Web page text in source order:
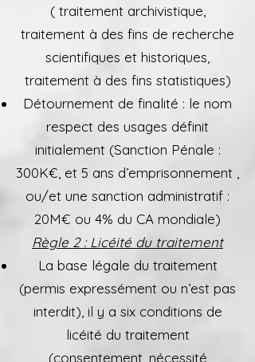
( traitement archivistique,
traitement à des fins de recherche
scientifiques et historiques,
traitement à des fins statistiques)
Détournement de finalité : le nom
respect des usages définit
initialement (Sanction Pénale :
300K€, et 5 ans d’emprisonnement ,
ou/et une sanction administratif :
20M€ ou 4% du CA mondiale)
Règle 2 : Licéité du traitement
La base légale du traitement
(permis expressément ou n’est pas
interdit), il y a six conditions de
licéité du traitement
(consentement, nécessité